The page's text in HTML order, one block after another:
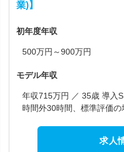
業)】
初年度年収
500万円～900万円
モデル年収
年収715万円 ／ 35歳 導入SE職 経験8年 ／ 扶養家族1名、
時間外30時間、標準評価の
求人